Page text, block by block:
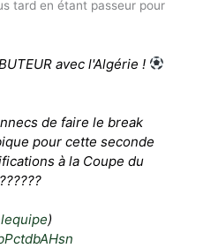
tard en étant passeur pour
avec l'Algérie !
de faire le break
pour cette seconde
à la Coupe du
)